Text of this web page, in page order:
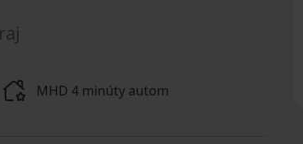
MHD 4 minúty autom